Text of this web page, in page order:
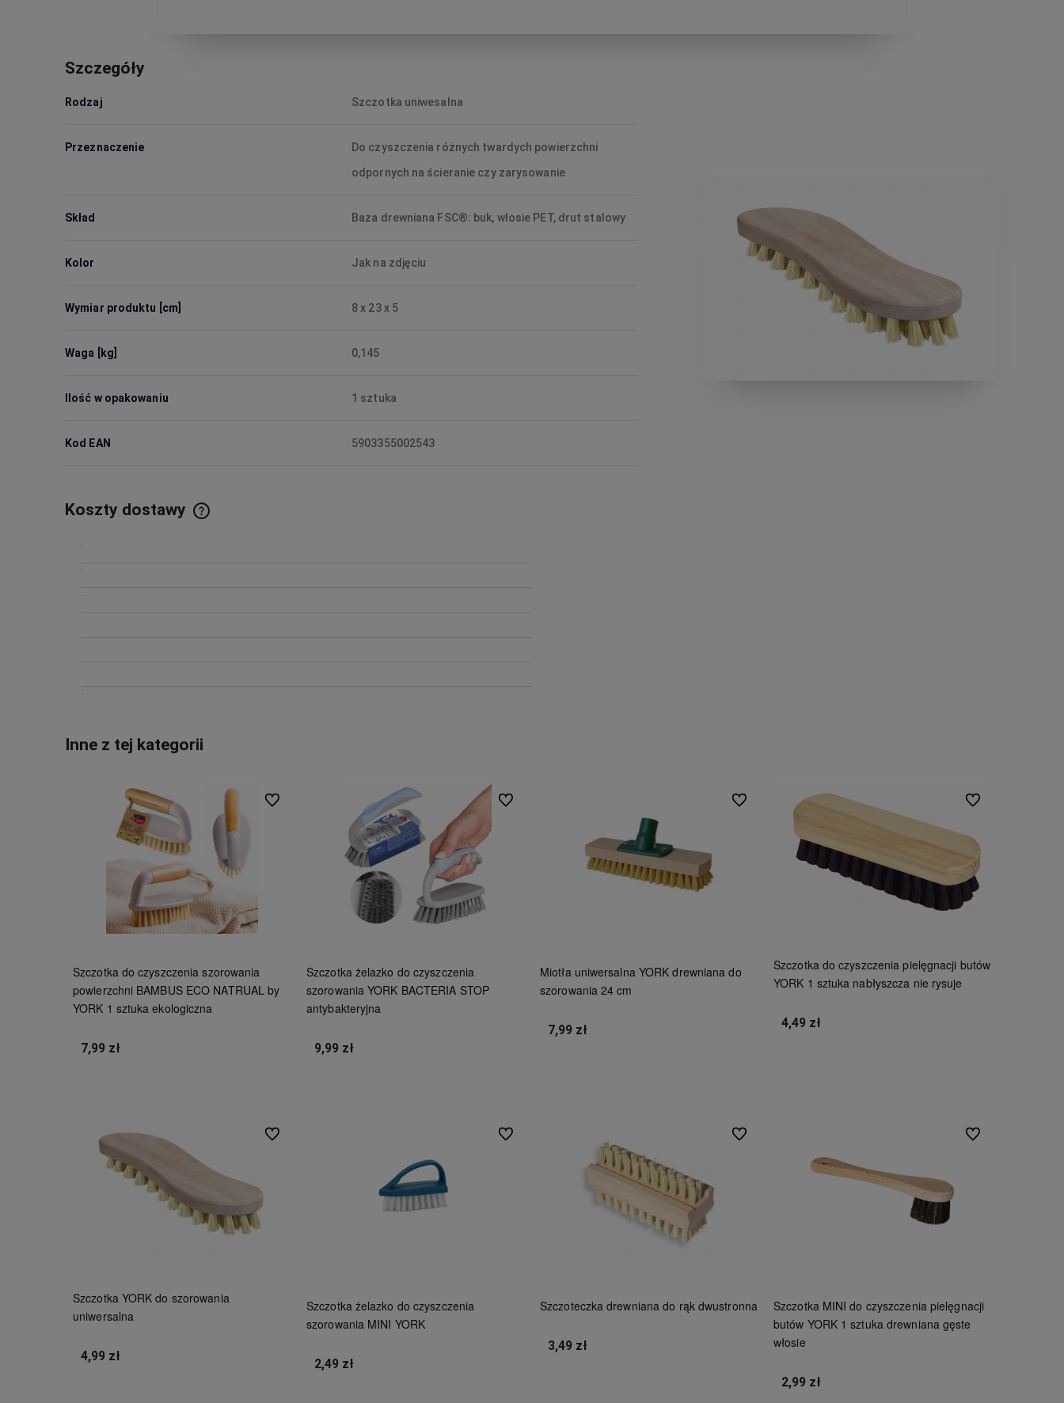
Szczegóły
Rodzaj Szczotka uniwesalna
Przeznaczenie
Do czyszczenia różnych twardych powierzchni
odpornych na ścieranie czy zarysowanie
Skład Baza drewniana FSC®: buk, włosie PET, drut stalowy
Kolor Jak na zdjęciu
Wymiar produktu [cm] 8 x 23 x 5
Waga [kg] 0,145
Ilość w opakowaniu 1 sztuka
Kod EAN 5903355002543
Koszty dostawy
Inne z tej kategorii
Szczotka do czyszczenia szorowania
powierzchni BAMBUS ECO NATRUAL by
YORK 1 sztuka ekologiczna
7,99 zł
Do ulubionych
Szczotka żelazko do czyszczenia
szorowania YORK BACTERIA STOP
antybakteryjna
9,99 zł
Do ulubionych
Miotła uniwersalna YORK drewniana do
szorowania 24 cm
7,99 zł
Do ulubionych
Szczotka do czyszczenia pielęgnacji butów
YORK 1 sztuka nabłyszcza nie rysuje
4,49 zł
Do ulubionych
Szczotka YORK do szorowania
uniwersalna
4,99 zł
Do ulubionych
Szczotka żelazko do czyszczenia
szorowania MINI YORK
2,49 zł
Do ulubionych
Szczoteczka drewniana do rąk dwustronna
3,49 zł
Do ulubionych
Szczotka MINI do czyszczenia pielęgnacji
butów YORK 1 sztuka drewniana gęste
włosie
2,99 zł
Do ulubionych